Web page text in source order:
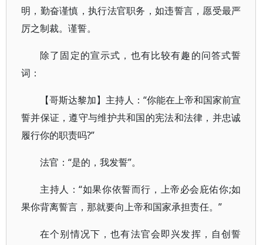
明，勤奋谨慎，执行法官职务，如违誓言，愿受最严
厉之制裁。谨誓。
除了固定的宣示式，也有比较有趣的问答式誓
词：
【哥斯达黎加】主持人：“你能在上帝和国家前宣
誓并保证，遵守与维护共和国的宪法和法律，并忠诚
履行你的职责吗?”
法官：“是的，我发誓”。
主持人：“如果你依誓而行，上帝必会庇佑你;如
果你背离誓言，那就要向上帝和国家承担责任。”
在个别情况下，也有法官会即兴发挥，自创誓